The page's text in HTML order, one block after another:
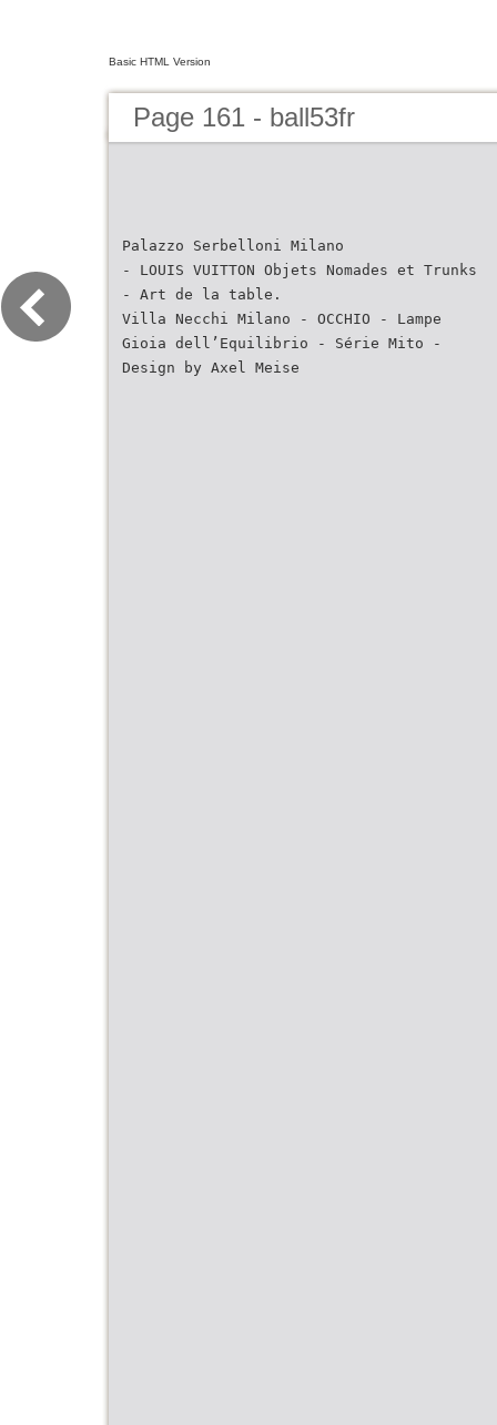
Basic HTML Version
Page 161 - ball53fr
Palazzo Serbelloni Milano
- LOUIS VUITTON Objets Nomades et Trunks
- Art de la table.
Villa Necchi Milano - OCCHIO - Lampe
Gioia dell’Equilibrio - Série Mito -
Design by Axel Meise